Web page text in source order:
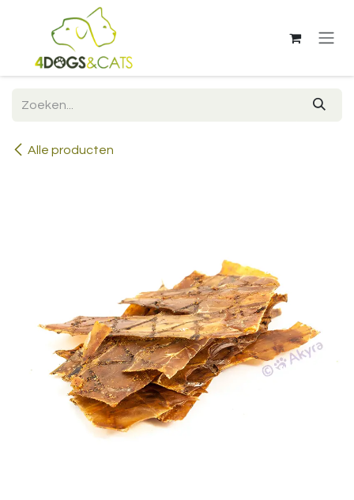
Overslaan naar inhoud
Alle producten